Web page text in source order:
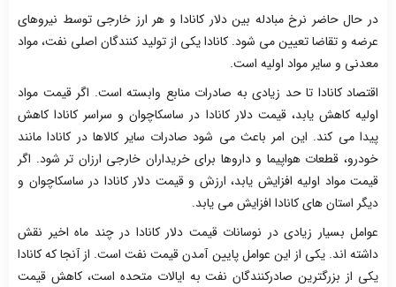
در حال حاضر نرخ مبادله بین دلار کانادا و هر ارز خارجی توسط نیروهای
عرضه و تقاضا تعیین می شود. کانادا یکی از تولید کنندگان اصلی نفت، مواد
معدنی و سایر مواد اولیه است.
اقتصاد کانادا تا حد زیادی به صادرات منابع وابسته است. اگر قیمت مواد
اولیه کاهش یابد، قیمت دلار کانادا در ساسکاچوان و سراسر کانادا کاهش
پیدا می کند. این امر باعث می شود صادرات سایر کالاها در کانادا مانند
خودرو، قطعات هواپیما و داروها برای خریداران خارجی ارزان تر شود. اگر
قیمت مواد اولیه افزایش یابد، ارزش و قیمت دلار کانادا در ساسکاچوان و
دیگر استان های کانادا افزایش می یابد.
عوامل بسیار زیادی در نوسانات قیمت دلار کانادا در چند ماه اخیر نقش
داشته اند. یکی از این عوامل پایین آمدن قیمت نفت است. از آنجا که کانادا
یکی از بزرگترین صادرکنندگان نفت به ایالات متحده است، کاهش قیمت